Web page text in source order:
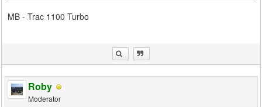
MB - Trac 1100 Turbo
Roby
Moderator